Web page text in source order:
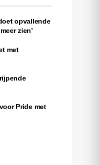
opvallende
zien’
met
Pride met